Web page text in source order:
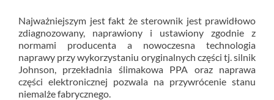
Najważniejszym jest fakt że sterownik jest prawidłowo
zdiagnozowany, naprawiony i ustawiony zgodnie z
normami producenta a nowoczesna technologia
naprawy przy wykorzystaniu oryginalnych części tj. silnik
Johnson, przekładnia ślimakowa PPA oraz naprawa
części elektronicznej pozwala na przywrócenie stanu
niemalże fabrycznego.